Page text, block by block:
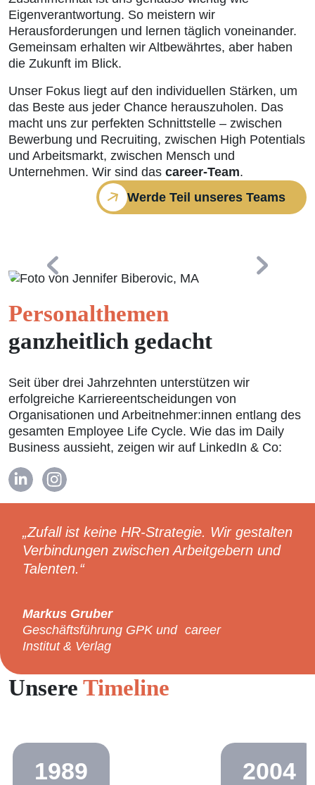
Eigenverantwortung. So meistern wir
Herausforderungen und lernen täglich voneinander.
Gemeinsam erhalten wir Altbewährtes, aber haben
die Zukunft im Blick.
Unser Fokus liegt auf den individuellen Stärken, um
das Beste aus jeder Chance herauszuholen. Das
macht uns zur perfekten Schnittstelle – zwischen
Bewerbung und Recruiting, zwischen High Potentials
und Arbeitsmarkt, zwischen Mensch und
Unternehmen. Wir sind das career-Team.
Werde Teil unseres Teams
Personalthemen
ganzheitlich gedacht
Seit über drei Jahrzehnten unterstützen wir
erfolgreiche Karriereentscheidungen von
Organisationen und Arbeitnehmer:innen entlang des
gesamten Employee Life Cycle. Wie das im Daily
Business aussieht, zeigen wir auf LinkedIn & Co:
Zufall ist keine HR-Strategie. Wir gestalten
Verbindungen zwischen Arbeitgebern und
Talenten.
Markus Gruber
Geschäftsführung GPK und career
Institut & Verlag
Unsere Timeline
1989 2004